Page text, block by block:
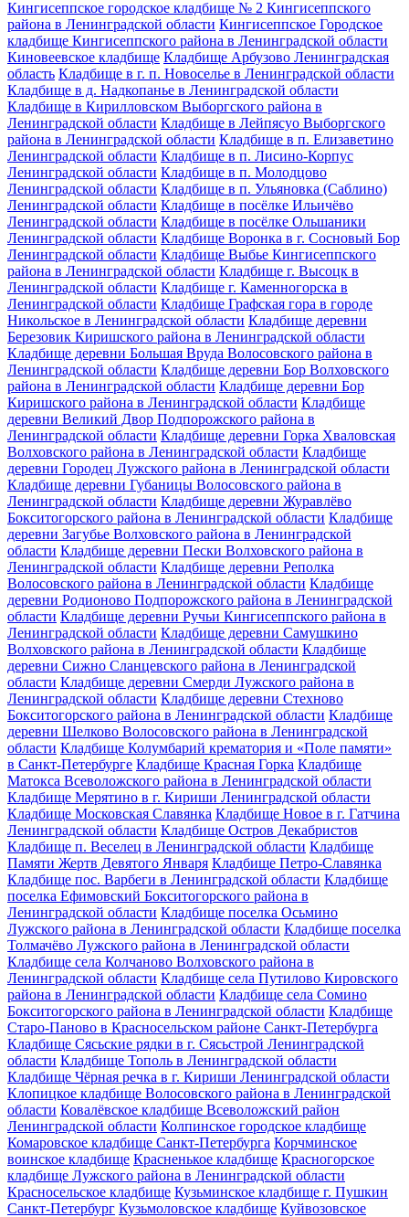
Кингисеппское городское кладбище № 2 Кингисеппского
района в Ленинградской области Кингисеппское Городское
кладбище Кингисеппского района в Ленинградской области
Киновеевское кладбище Кладбище Арбузово Ленинградская
область Кладбище в г. п. Новоселье в Ленинградской области
Кладбище в д. Надкопанье в Ленинградской области
Кладбище в Кирилловском Выборгского района в
Ленинградской области Кладбище в Лейпясуо Выборгского
района в Ленинградской области Кладбище в п. Елизаветино
Ленинградской области Кладбище в п. Лисино-Корпус
Ленинградской области Кладбище в п. Молодцово
Ленинградской области Кладбище в п. Ульяновка (Саблино)
Ленинградской области Кладбище в посёлке Ильичёво
Ленинградской области Кладбище в посёлке Ольшаники
Ленинградской области Кладбище Воронка в г. Сосновый Бор
Ленинградской области Кладбище Выбье Кингисеппского
района в Ленинградской области Кладбище г. Высоцк в
Ленинградской области Кладбище г. Каменногорска в
Ленинградской области Кладбище Графская гора в городе
Никольское в Ленинградской области Кладбище деревни
Березовик Киришского района в Ленинградской области
Кладбище деревни Большая Вруда Волосовского района в
Ленинградской области Кладбище деревни Бор Волховского
района в Ленинградской области Кладбище деревни Бор
Киришского района в Ленинградской области Кладбище
деревни Великий Двор Подпорожского района в
Ленинградской области Кладбище деревни Горка Хваловская
Волховского района в Ленинградской области Кладбище
деревни Городец Лужского района в Ленинградской области
Кладбище деревни Губаницы Волосовского района в
Ленинградской области Кладбище деревни Журавлёво
Бокситогорского района в Ленинградской области Кладбище
деревни Загубье Волховского района в Ленинградской
области Кладбище деревни Пески Волховского района в
Ленинградской области Кладбище деревни Реполка
Волосовского района в Ленинградской области Кладбище
деревни Родионово Подпорожского района в Ленинградской
области Кладбище деревни Ручьи Кингисеппского района в
Ленинградской области Кладбище деревни Самушкино
Волховского района в Ленинградской области Кладбище
деревни Сижно Сланцевского района в Ленинградской
области Кладбище деревни Смерди Лужского района в
Ленинградской области Кладбище деревни Стехново
Бокситогорского района в Ленинградской области Кладбище
деревни Шелково Волосовского района в Ленинградской
области Кладбище Колумбарий крематория и «Поле памяти»
в Санкт-Петербурге Кладбище Красная Горка Кладбище
Матокса Всеволожского района в Ленинградской области
Кладбище Мерятино в г. Кириши Ленинградской области
Кладбище Московская Славянка Кладбище Новое в г. Гатчина
Ленинградской области Кладбище Остров Декабристов
Кладбище п. Веселец в Ленинградской области Кладбище
Памяти Жертв Девятого Января Кладбище Петро-Славянка
Кладбище пос. Варбеги в Ленинградской области Кладбище
поселка Ефимовский Бокситогорского района в
Ленинградской области Кладбище поселка Осьмино
Лужского района в Ленинградской области Кладбище поселка
Толмачёво Лужского района в Ленинградской области
Кладбище села Колчаново Волховского района в
Ленинградской области Кладбище села Путилово Кировского
района в Ленинградской области Кладбище села Сомино
Бокситогорского района в Ленинградской области Кладбище
Старо-Паново в Красносельском районе Санкт-Петербурга
Кладбище Сясьские рядки в г. Сясьстрой Ленинградской
области Кладбище Тополь в Ленинградской области
Кладбище Чёрная речка в г. Кириши Ленинградской области
Клопицкое кладбище Волосовского района в Ленинградской
области Ковалёвское кладбище Всеволожский район
Ленинградской области Колпинское городское кладбище
Комаровское кладбище Санкт-Петербурга Корчминское
воинское кладбище Красненькое кладбище Красногорское
кладбище Лужского района в Ленинградской области
Красносельское кладбище Кузьминское кладбище г. Пушкин
Санкт-Петербург Кузьмоловское кладбище Куйвозовское